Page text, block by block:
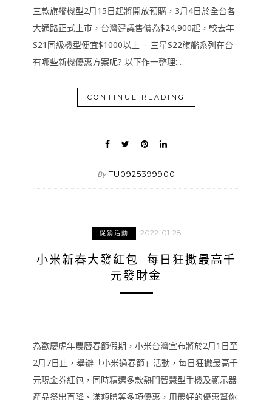
三款旗艦機型2月15日起將開放預購，3月4日於全台各
大通路正式上市，台灣建議售價為$24,900起，較去年
S21同級機型便宜$1000以上。 三星S22旗艦系列在台
有哪些新機優惠方案呢? 以下作一整理:…
CONTINUE READING
By TU0925399900
促銷活動 2022-01-28
小米新春大發紅包 每日狂撒最高千
元發財金
為歡慶虎年農曆春節假期，小米台灣宣布將於2月1日至
2月7日止，舉辦「小米過春節」活動，每日狂撒最高千
元現金券紅包，同時精選多款熱門智慧型手機及顯示器
產品祭出直降、滿額贈等多項優惠，用最好的優惠幫你